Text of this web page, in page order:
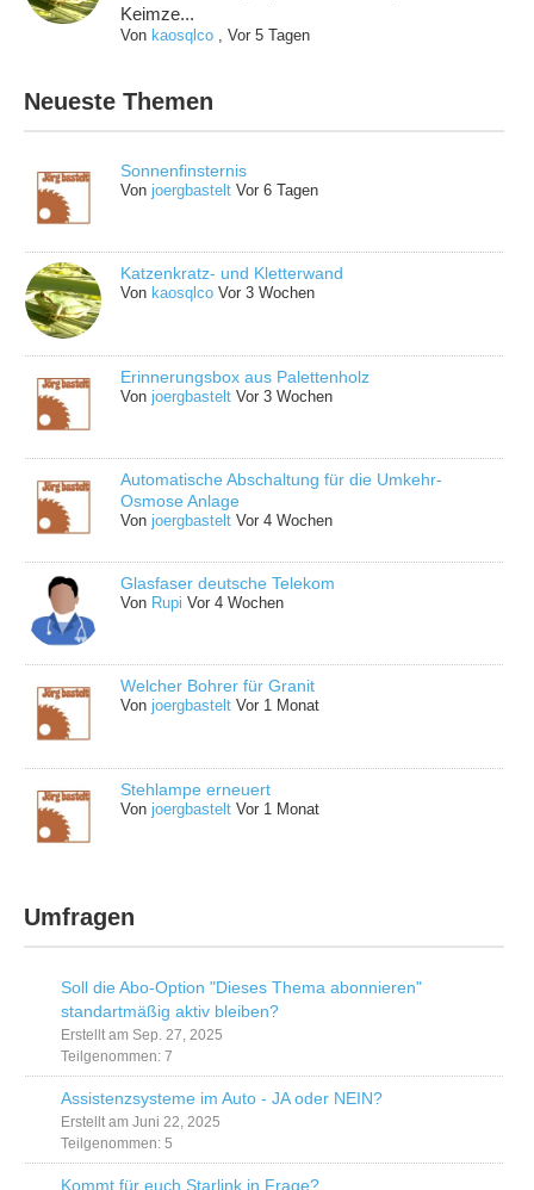
Keimze...
Von kaosqlco ,Vor 5 Tagen
Neueste Themen
Sonnenfinsternis
Vonjoergbastelt Vor 6 Tagen
Katzenkratz- und Kletterwand
Von kaosqlco Vor 3 Wochen
Erinnerungsbox aus Palettenholz
Vonjoergbastelt Vor 3 Wochen
Automatische Abschaltung für die Umkehr-
Osmose Anlage
Vonjoergbastelt Vor 4 Wochen
Glasfaser deutsche Telekom
Von Rupi Vor 4 Wochen
Welcher Bohrer für Granit
Vonjoergbastelt Vor 1 Monat
Stehlampe erneuert
Vonjoergbastelt Vor 1 Monat
Umfragen
Soll die Abo-Option "Dieses Thema abonnieren"
standartmäßig aktiv bleiben?
Erstellt am Sep. 27, 2025
Teilgenommen: 7
Assistenzsysteme im Auto - JA oder NEIN?
Erstellt am Juni 22, 2025
Teilgenommen: 5
Kommt für euch Starlink in Frage?